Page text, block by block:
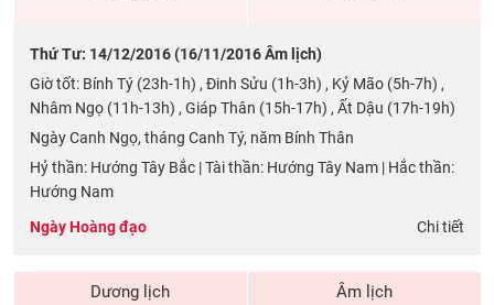
Thứ Tư: 14/12/2016 (16/11/2016 Âm lịch)
Giờ tốt: Bính Tý (23h-1h) , Đinh Sửu (1h-3h) , Kỷ Mão (5h-7h) ,
Nhâm Ngọ (11h-13h) , Giáp Thân (15h-17h) , Ất Dậu (17h-19h)
Ngày Canh Ngọ, tháng Canh Tý, năm Bính Thân
Hỷ thần: Hướng Tây Bắc | Tài thần: Hướng Tây Nam | Hắc thần:
Hướng Nam
Ngày Hoàng đạo
Chi tiết
Dương lịch Âm lịch